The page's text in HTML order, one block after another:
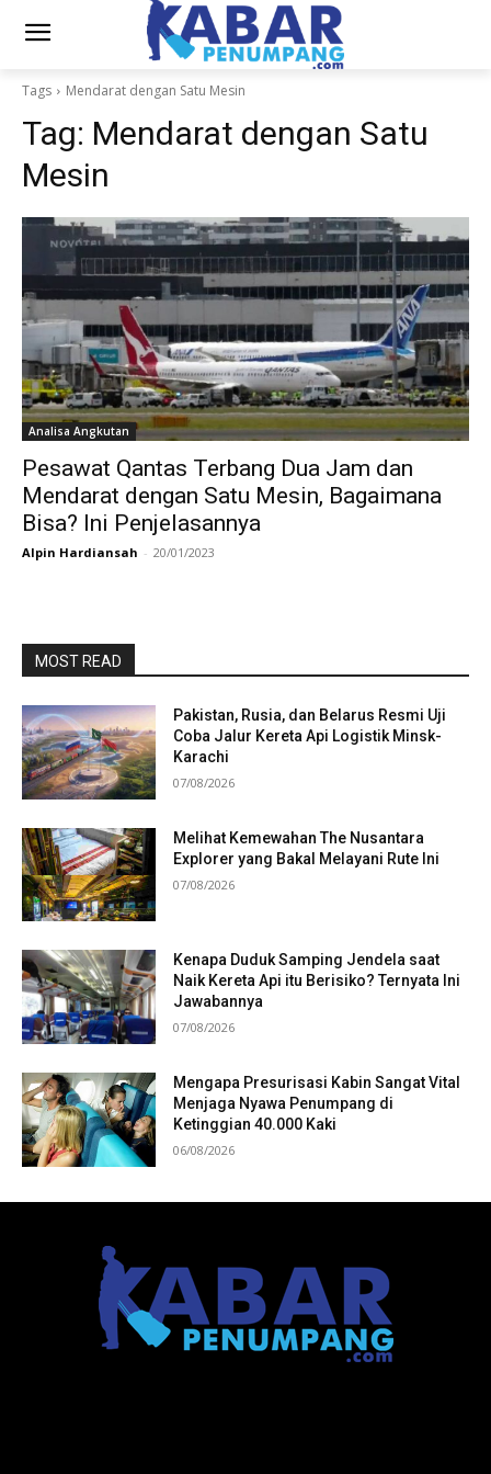
Tags Mendarat dengan Satu Mesin
Tag: Mendarat dengan Satu
Mesin
Analisa Angkutan
Pesawat Qantas Terbang Dua Jam dan
Mendarat dengan Satu Mesin, Bagaimana
Bisa? Ini Penjelasannya
Alpin Hardiansah - 20/01/2023
MOST READ
Pakistan, Rusia, dan Belarus Resmi Uji
Coba Jalur Kereta Api Logistik Minsk-
Karachi
07/08/2026
Melihat Kemewahan The Nusantara
Explorer yang Bakal Melayani Rute Ini
07/08/2026
Kenapa Duduk Samping Jendela saat
Naik Kereta Api itu Berisiko? Ternyata Ini
Jawabannya
07/08/2026
Mengapa Presurisasi Kabin Sangat Vital
Menjaga Nyawa Penumpang di
Ketinggian 40.000 Kaki
06/08/2026